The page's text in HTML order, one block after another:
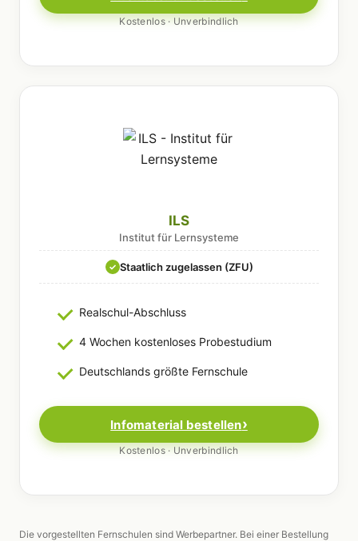
Kostenlos · Unverbindlich
ILS
Institut für Lernsysteme
✓ Staatlich zugelassen (ZFU)
Realschul-Abschluss
4 Wochen kostenloses Probestudium
Deutschlands größte Fernschule
Infomaterial bestellen
Kostenlos · Unverbindlich
Die vorgestellten Fernschulen sind Werbepartner. Bei einer Bestellung